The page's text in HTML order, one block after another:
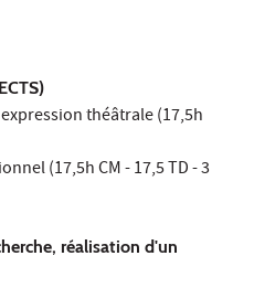
théâtrale (17,5h
(17,5h CM - 17,5 TD - 3
réalisation d'un